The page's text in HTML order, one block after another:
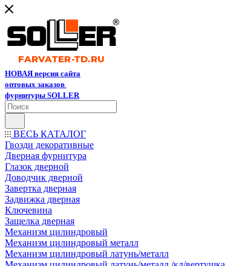
НОВАЯ версия сайта
оптовых заказов
фурнитуры SOLLER
ВЕСЬ КАТАЛОГ
Гвозди декоративные
Дверная фурнитура
Глазок дверной
Доводчик дверной
Завертка дверная
Задвижка дверная
Ключевина
Защелка дверная
Механизм цилиндровый
Механизм цилиндровый металл
Механизм цилиндровый латунь/металл